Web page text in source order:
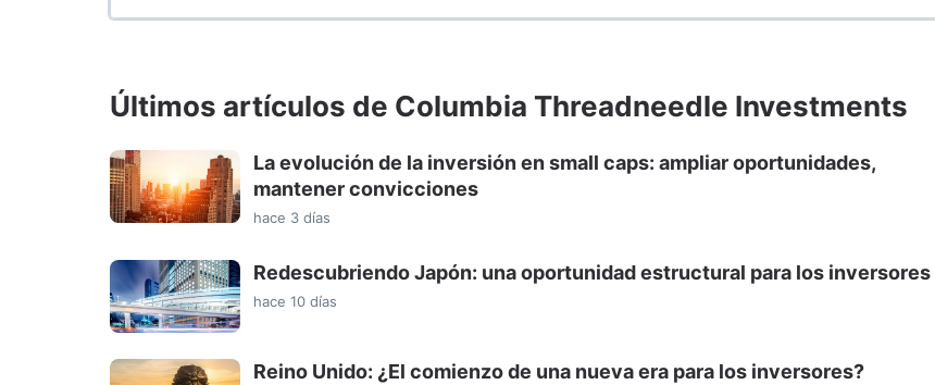
Últimos artículos de Columbia Threadneedle Investments
La evolución de la inversión en small caps: ampliar oportunidades,
mantener convicciones
hace 3 días
Redescubriendo Japón: una oportunidad estructural para los inversores
hace 10 días
Reino Unido: ¿El comienzo de una nueva era para los inversores?